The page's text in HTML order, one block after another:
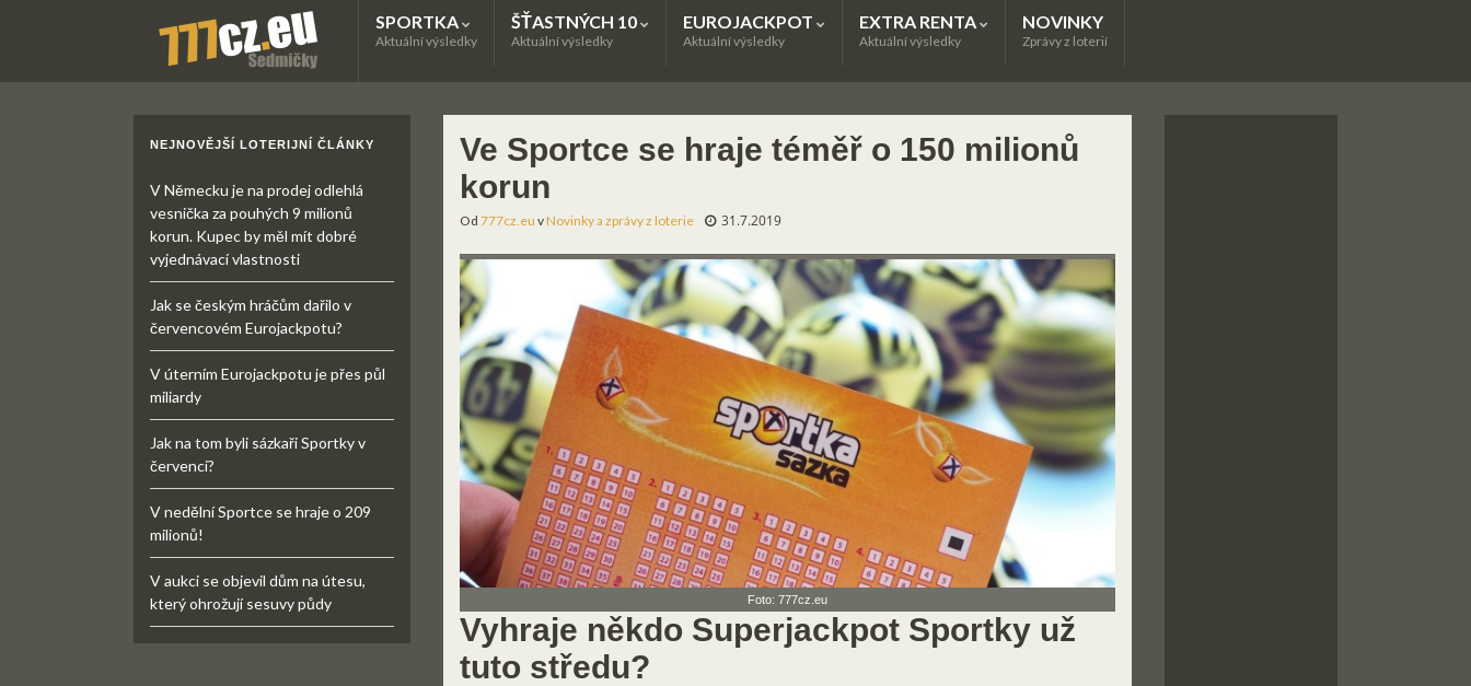
SPORTKA
Aktuální výsledky
ŠŤASTNÝCH 10
Aktuální výsledky
EUROJACKPOT
Aktuální výsledky
EXTRA RENTA
Aktuální výsledky
NOVINKY
Zprávy z loterií
Ve Sportce se hraje téměř o 150 milionů
korun
Od 777cz.eu vNovinky a zprávy z loterie 31.7.2019
Foto: 777cz.eu
Vyhraje někdo Superjackpot Sportky už
tuto středu?
NEJNOVĚJŠÍ LOTERIJNÍ ČLÁNKY
V Německu je na prodej odlehlá
vesnička za pouhých 9 milionů
korun. Kupec by měl mít dobré
vyjednávací vlastnosti
Jak se českým hráčům dařilo v
červencovém Eurojackpotu?
V úterním Eurojackpotu je přes půl
miliardy
Jak na tom byli sázkaři Sportky v
červenci?
V nedělní Sportce se hraje o 209
milionů!
V aukci se objevil dům na útesu,
který ohrožují sesuvy půdy